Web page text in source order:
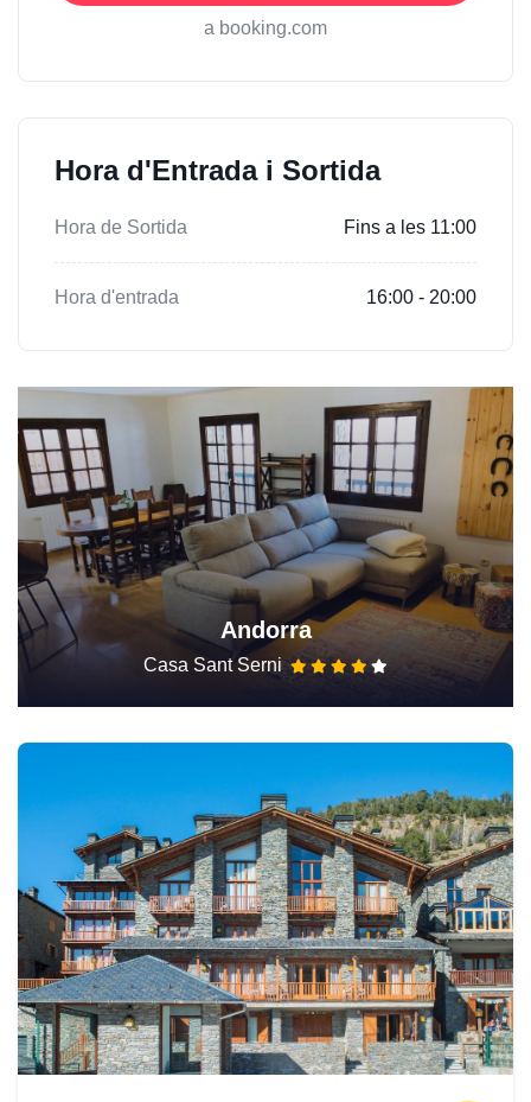
a booking.com
Hora d'Entrada i Sortida
Hora de Sortida Fins a les 11:00
Hora d'entrada 16:00 - 20:00
Andorra
Casa Sant Serni